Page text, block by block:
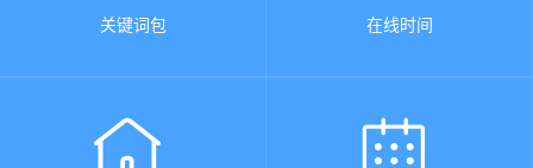
关键词包 在线时间